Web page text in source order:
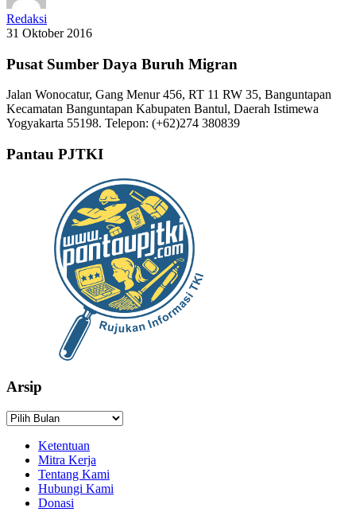
Redaksi
31 Oktober 2016
Pusat Sumber Daya Buruh Migran
Jalan Wonocatur, Gang Menur 456, RT 11 RW 35, Banguntapan
Kecamatan Banguntapan Kabupaten Bantul, Daerah Istimewa
Yogyakarta 55198. Telepon: (+62)274 380839
Pantau PJTKI
Arsip
Arsip
Ketentuan
Mitra Kerja
Tentang Kami
Hubungi Kami
Donasi